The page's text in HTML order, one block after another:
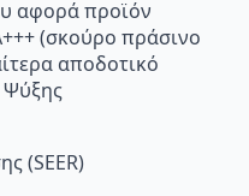
αφορά προϊόν
(σκούρο πράσινο
αποδοτικό
Ψύξης
(SEER)